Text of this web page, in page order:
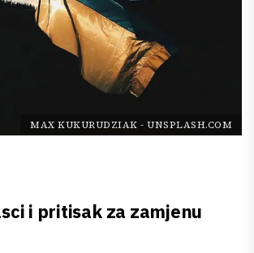
MAX KUKURUDZIAK - UNSPLASH.COM
i pritisak za zamjenu